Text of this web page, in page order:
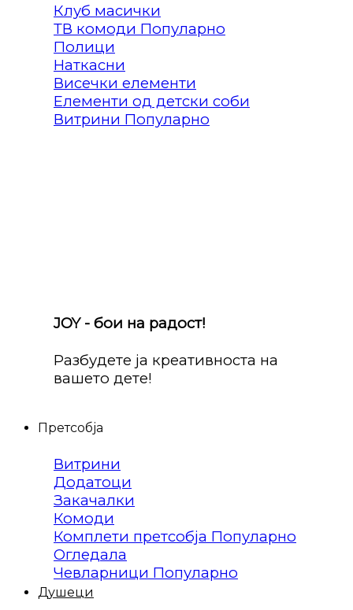
Клуб масички
ТВ комоди
Полици
Наткасни
Висечки елементи
Елементи од детски соби
Витрини
JOY - бои на радост!
Разбудете ја креативноста на
вашето дете!
Претсобја
Витрини
Додатоци
Закачалки
Комоди
Комплети претсобја
Огледала
Чевларници
Душеци